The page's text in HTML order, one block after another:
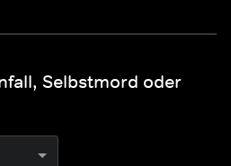
Selbstmord oder